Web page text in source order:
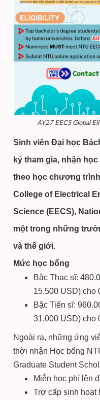
AY27 EECS Global
Sinh viên Đại học
ký tham gia, nhận
theo học chương
College of Electrical
Science (EECS),
một trong những
và thế giới.
Mức học bổng
Bậc Thạc sĩ:
15.500 USD) cho
Bậc Tiến sĩ:
31.000 USD) cho
Ngoài ra, những ứng
thời nhận Học bổng
Graduate Student
Miễn học phí lên
Trợ cấp sinh hoạt